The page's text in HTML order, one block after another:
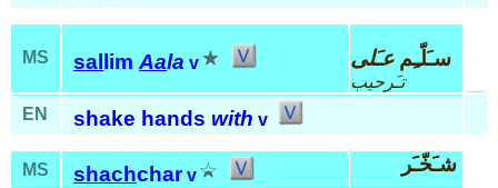
MS sal limAala v سـَلّـِمعـَلى
تـَرحيب
EN
shake hands with v
MS shachchar v شـَخّـَر